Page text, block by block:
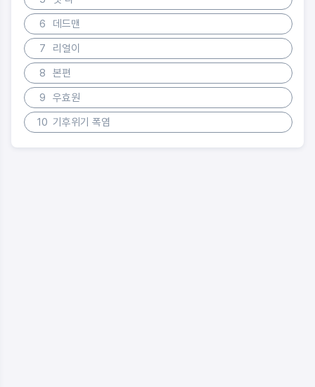
6
데드맨
7
리얼이
8
본편
9
우효원
10 기후위기 폭염